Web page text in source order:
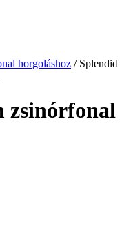
horgoláshoz / Splendid
zsinórfonal